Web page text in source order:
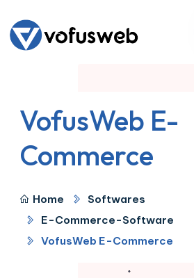
VofusWeb E-
Commerce
Home
Softwares
E-Commerce-Software
VofusWeb E-Commerce